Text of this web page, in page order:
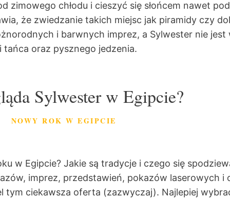
zimowego chłodu i cieszyć się słońcem nawet
że zwiedzanie takich miejsc jak piramidy czy
i barwnych imprez, a Sylwester nie jest
oraz pysznego jedzenia.
Sylwester w Egipcie?
NOWY ROK W EGIPCIE
w Egipcie? Jakie są tradycje i czego się
imprez, przedstawień, pokazów laserowych
tym ciekawsza oferta (zazwyczaj). Najlepiej